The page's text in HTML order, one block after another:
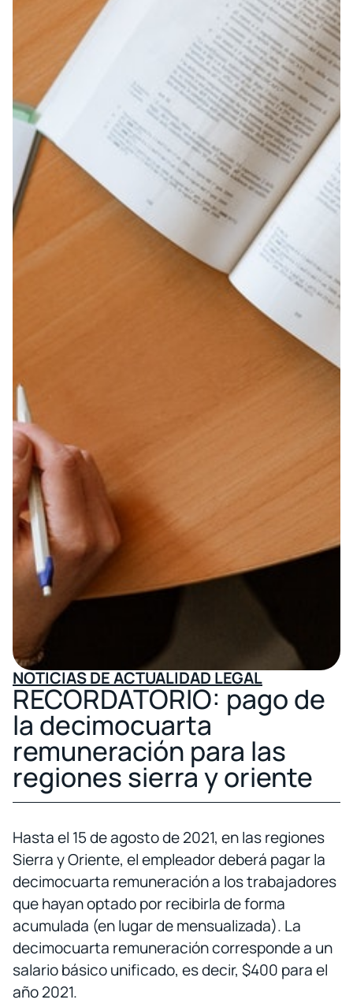
NOTICIAS DE ACTUALIDAD LEGAL
RECORDATORIO: pago de
la decimocuarta
remuneración para las
regiones sierra y oriente
Hasta el 15 de agosto de 2021, en las regiones
Sierra y Oriente, el empleador deberá pagar la
decimocuarta remuneración a los trabajadores
que hayan optado por recibirla de forma
acumulada (en lugar de mensualizada). La
decimocuarta remuneración corresponde a un
salario básico unificado, es decir, $400 para el
año 2021.